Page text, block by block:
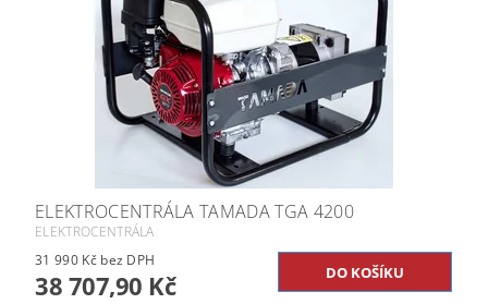
ELEKTROCENTRÁLA TAMADA TGA 4200
ELEKTROCENTRÁLA
31 990 Kč bez DPH
38 707,90 Kč